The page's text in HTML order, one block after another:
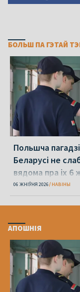
БОЛЬШ ПА ГЭТАЙ
Польшча
Беларусі не
вядома пра іх 6
06 ЖНІЎНЯ 2026 НАВІНЫ
АПОШНІЯ